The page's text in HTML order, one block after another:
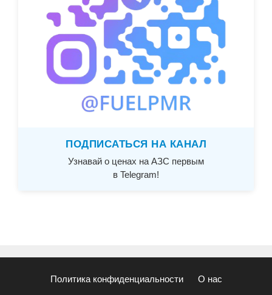
ПОДПИСАТЬСЯ НА КАНАЛ
Узнавай о ценах на АЗС первым
в Telegram!
Политика конфиденциальности О нас